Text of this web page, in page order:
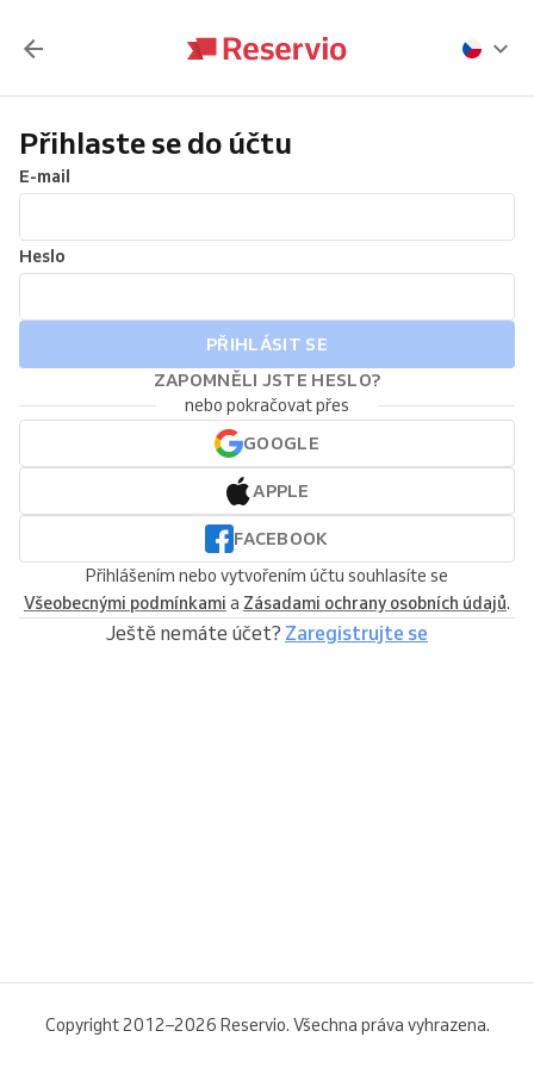
Přihlaste se do účtu
E-mail
Heslo
PŘIHLÁSIT SE
ZAPOMNĚLI JSTE HESLO?
nebo pokračovat přes
GOOGLE
APPLE
FACEBOOK
Přihlášením nebo vytvořením účtu souhlasíte se
Všeobecnými podmínkami a Zásadami ochrany osobních údajů.
Ještě nemáte účet? Zaregistrujte se
Copyright 2012–2026 Reservio. Všechna práva vyhrazena.